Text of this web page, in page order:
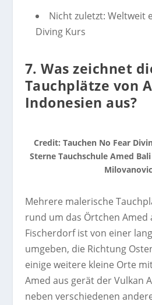
Nicht zuletzt: Weltweit
Diving Kurs
7. Was zeichnet
Tauchplätze von
Indonesien aus?
Credit: Tauchen No Fear
Sterne Tauchschule Amed
Mehrere malerische
rund um das Örtchen Amed
Fischerdorf ist von einer
umgeben, die Richtung
einige weitere kleine Orte
Amed aus gerät der Vulkan
neben verschiedenen